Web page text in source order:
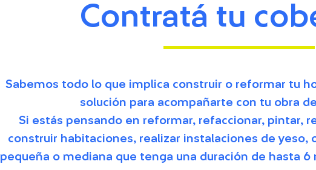
Contratá tu
Sabemos todo lo que implica construir o reformar tu
solución para acompañarte con tu obra
Si estás pensando en reformar, refaccionar, pintar,
construir habitaciones, realizar instalaciones de yeso,
pequeña o mediana que tenga una duración de hasta